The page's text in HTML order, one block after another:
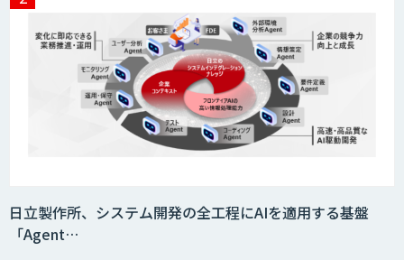
身体・動作解析AIソリューション
日立製作所、システム開発の全工程にAIを適用する基盤
「Agent…